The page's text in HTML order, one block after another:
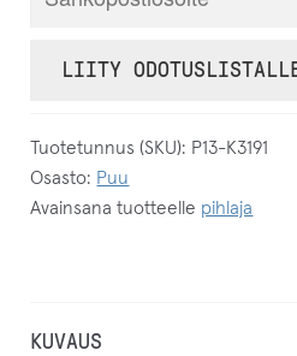
s
ä
p
LIITY
Tuotetunnus (SKU): P13-K3191
Osasto: Puu
Avainsana tuotteelle pihlaja
KUVAUS